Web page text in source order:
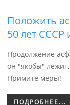
Положить
50 лет СССР
Продолжение
он "якобы" лежит,
Примите меры!
ПОДРОБНЕЕ...